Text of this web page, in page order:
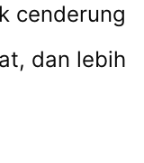
cenderung
dan lebih